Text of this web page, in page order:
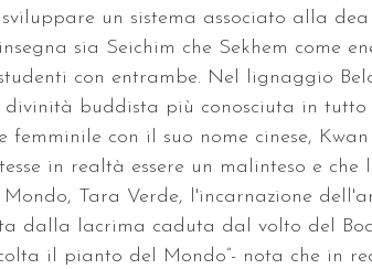
un sistema associato alla
sia Seichim che Sekhem come
con entrambe. Nel lignaggio
buddista più conosciuta in tutto
femminile con il suo nome cinese,
in realtà essere un malinteso e
Tara Verde, l'incarnazione
dalla lacrima caduta dal volto del
il pianto del Mondo”- nota che in